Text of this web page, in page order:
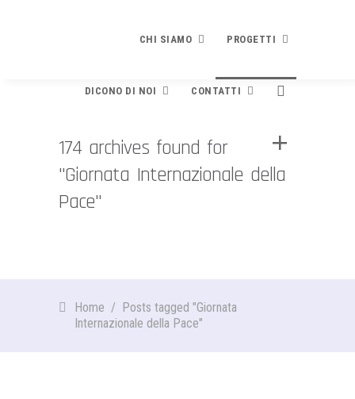
CHI SIAMO PROGETTI
DICONO DI NOI
Dicono di noi
Contribuisci
CONTATTI
Contatti
174 archives found for
"Giornata Internazionale della
Pace"
Home / Posts tagged "Giornata
Internazionale della Pace"